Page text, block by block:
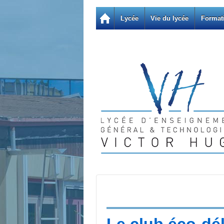
Lycée Vie du lycée